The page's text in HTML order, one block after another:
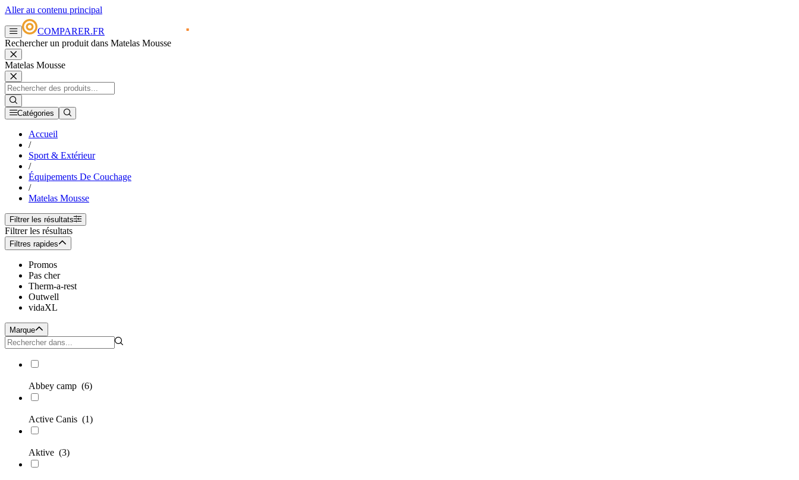
Aller au contenu principal
COMPARER.FR
Rechercher un produit dans Matelas Mousse
Matelas Mousse
Catégories
Accueil
/
Sport & Extérieur
/
Équipements De Couchage
/
Matelas Mousse
Filtrer les résultats
Filtrer les résultats
Filtres rapides
Promos
Pas cher
Therm-a-rest
Outwell
vidaXL
Marque
Abbey camp (6)
Active Canis (1)
Aktive (3)